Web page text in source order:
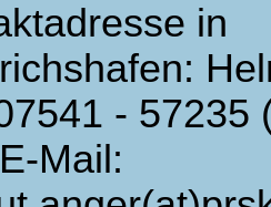
in
- 57235
Mail: